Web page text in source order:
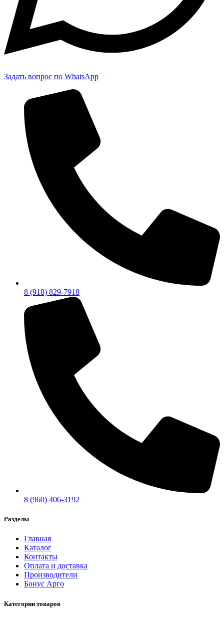
Задать вопрос по WhatsApp
8 (918) 829-7918
8 (960) 406-3192
Разделы
Главная
Каталог
Контакты
Оплата и доставка
Производители
Бонус Арго
Категории товаров